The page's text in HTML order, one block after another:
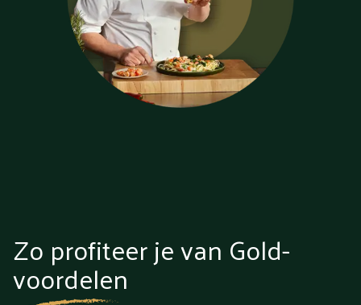
Zo profiteer je van Gold-
voordelen